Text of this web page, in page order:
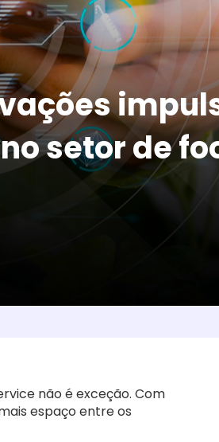
setor de
não é exceção. Com
espaço entre os